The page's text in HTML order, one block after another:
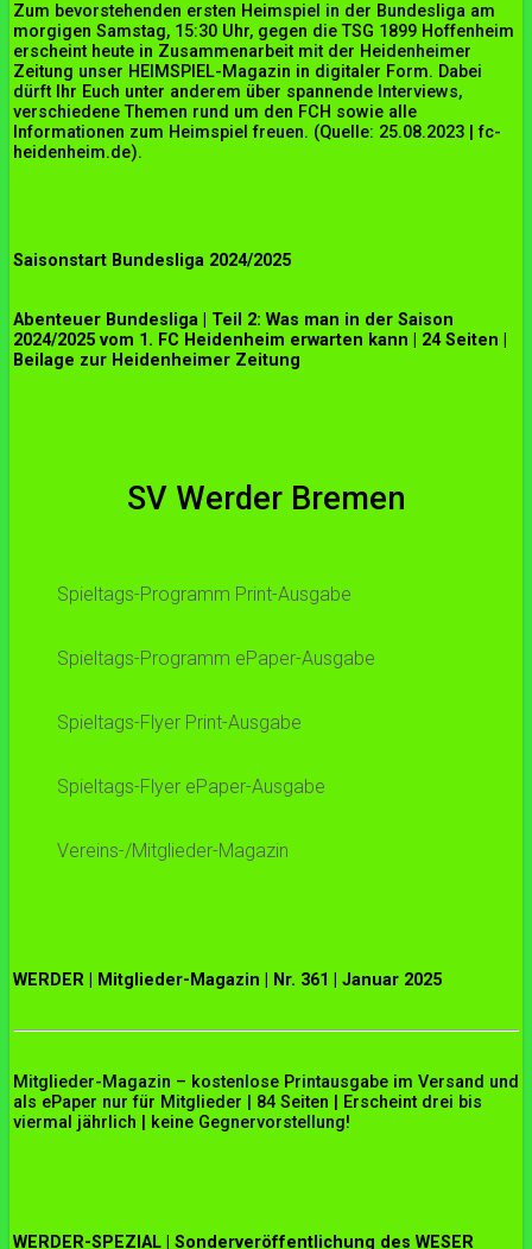
Zum bevorstehenden ersten Heimspiel in der Bundesliga am
morgigen Samstag, 15:30 Uhr, gegen die TSG 1899 Hoffenheim
erscheint heute in Zusammenarbeit mit der Heidenheimer
Zeitung unser HEIMSPIEL-Magazin in digitaler Form. Dabei
dürft Ihr Euch unter anderem über spannende Interviews,
verschiedene Themen rund um den FCH sowie alle
Informationen zum Heimspiel freuen. (Quelle: 25.08.2023 | fc-
heidenheim.de).
Saisonstart Bundesliga 2024/2025
Abenteuer Bundesliga | Teil 2: Was man in der Saison
2024/2025 vom 1. FC Heidenheim erwarten kann | 24 Seiten |
Beilage zur Heidenheimer Zeitung
SV Werder Bremen
Spieltags-Programm Print-Ausgabe
Spieltags-Programm ePaper-Ausgabe
Spieltags-Flyer Print-Ausgabe
Spieltags-Flyer ePaper-Ausgabe
Vereins-/Mitglieder-Magazin
WERDER | Mitglieder-Magazin | Nr. 361 | Januar 2025
Mitglieder-Magazin – kostenlose Printausgabe im Versand und
als ePaper nur für Mitglieder | 84 Seiten | Erscheint drei bis
viermal jährlich | keine Gegnervorstellung!
WERDER-SPEZIAL | Sonderveröffentlichung des WESER